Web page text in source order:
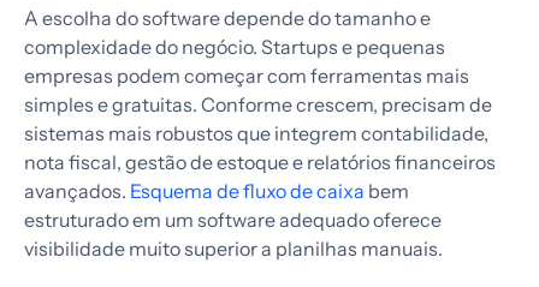
A escolha do software depende do tamanho e
complexidade do negócio. Startups e pequenas
empresas podem começar com ferramentas mais
simples e gratuitas. Conforme crescem, precisam de
sistemas mais robustos que integrem contabilidade,
nota fiscal, gestão de estoque e relatórios financeiros
avançados. Esquema de fluxo de caixa bem
estruturado em um software adequado oferece
visibilidade muito superior a planilhas manuais.